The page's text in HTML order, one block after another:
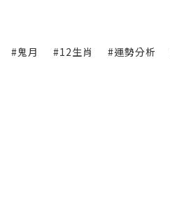
#鬼月 #12生肖 #運勢分析